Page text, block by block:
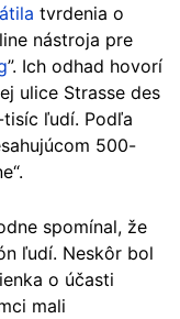
tvrdenia o
nástroja pre
”. Ich odhad hovorí
ulice Strasse des
tisíc ľudí. Podľa
500-
spomínal, že
ľudí. Neskôr bol
o účasti
mali